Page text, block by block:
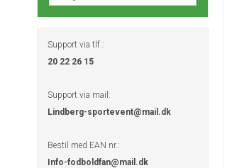
Support via tlf.:
20 22 26 15
Support via mail:
Lindberg-sportevent@mail.dk
Bestil med EAN nr.:
Info-fodboldfan@mail.dk